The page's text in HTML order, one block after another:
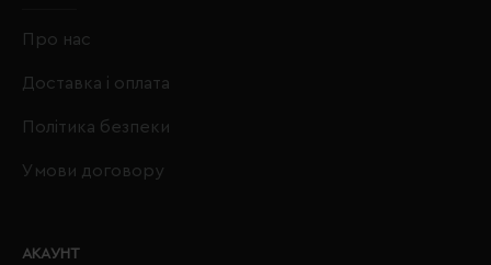
Про нас
Доставка і оплата
Політика безпеки
Умови договору
АКАУНТ